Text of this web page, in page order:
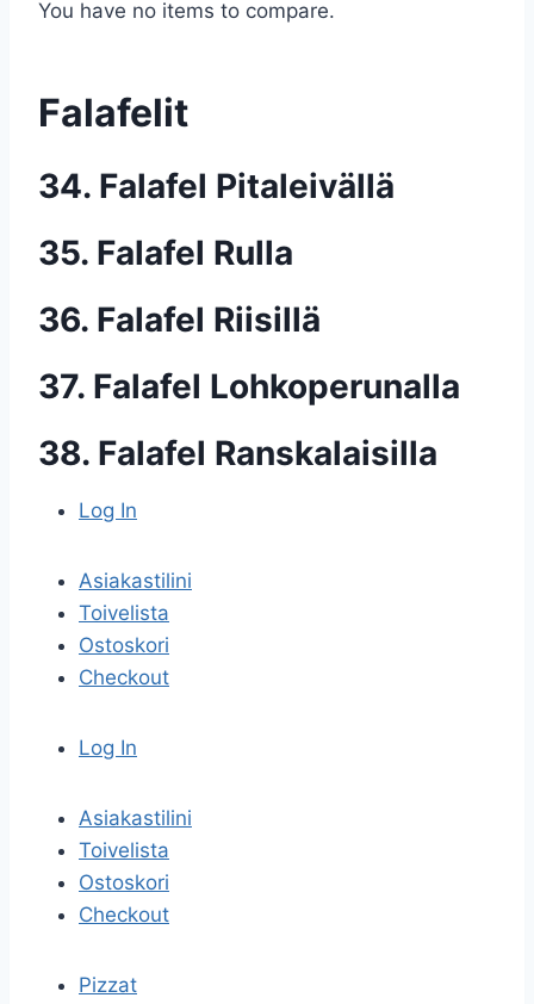
You have no items to compare.
Falafelit
34. Falafel Pitaleivällä
35. Falafel Rulla
36. Falafel Riisillä
37. Falafel Lohkoperunalla
38. Falafel Ranskalaisilla
Log In
Asiakastilini
Toivelista
Ostoskori
Checkout
Log In
Asiakastilini
Toivelista
Ostoskori
Checkout
Pizzat